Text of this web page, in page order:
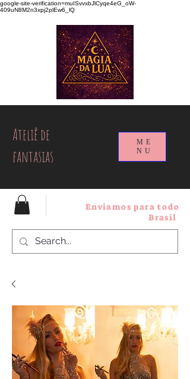
google-site-verification=muISvvxbJlCyqe4eG_oW-
409uN8M2n3xpj2plEw6_lQ
Ateliê de
fantasias
ME
NU
Enviamos para todo
Brasil